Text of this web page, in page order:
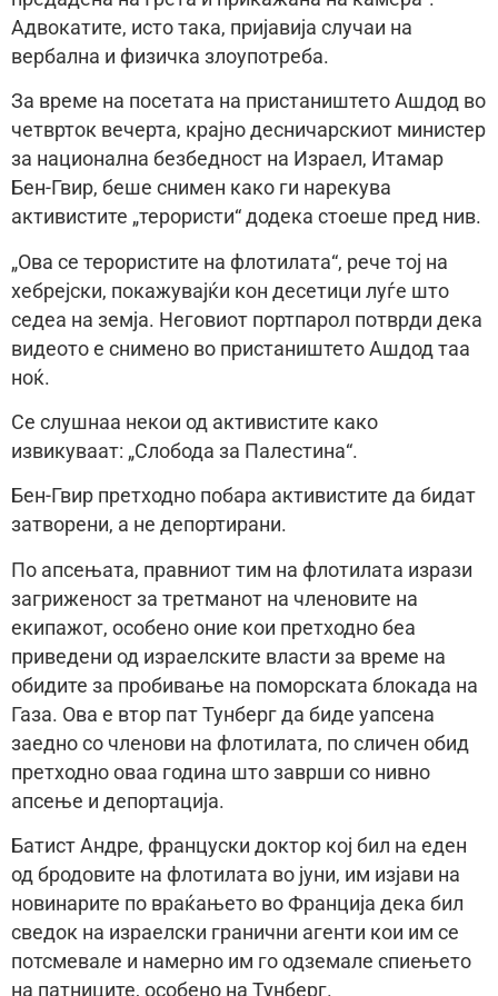
Адвокатите, исто така, пријавија случаи на
вербална и физичка злоупотреба.
За време на посетата на пристаништето Ашдод во
четврток вечерта, крајно десничарскиот министер
за национална безбедност на Израел, Итамар
Бен-Гвир, беше снимен како ги нарекува
активистите „терористи“ додека стоеше пред нив.
„Ова се терористите на флотилата“, рече тој на
хебрејски, покажувајќи кон десетици луѓе што
седеа на земја. Неговиот портпарол потврди дека
видеото е снимено во пристаништето Ашдод таа
ноќ.
Се слушнаа некои од активистите како
извикуваат: „Слобода за Палестина“.
Бен-Гвир претходно побара активистите да бидат
затворени, а не депортирани.
По апсењата, правниот тим на флотилата изрази
загриженост за третманот на членовите на
екипажот, особено оние кои претходно беа
приведени од израелските власти за време на
обидите за пробивање на поморската блокада на
Газа. Ова е втор пат Тунберг да биде уапсена
заедно со членови на флотилата, по сличен обид
претходно оваа година што заврши со нивно
апсење и депортација.
Батист Андре, француски доктор кој бил на еден
од бродовите на флотилата во јуни, им изјави на
новинарите по враќањето во Франција дека бил
сведок на израелски гранични агенти кои им се
потсмевале и намерно им го одземале спиењето
на патниците, особено на Тунберг.